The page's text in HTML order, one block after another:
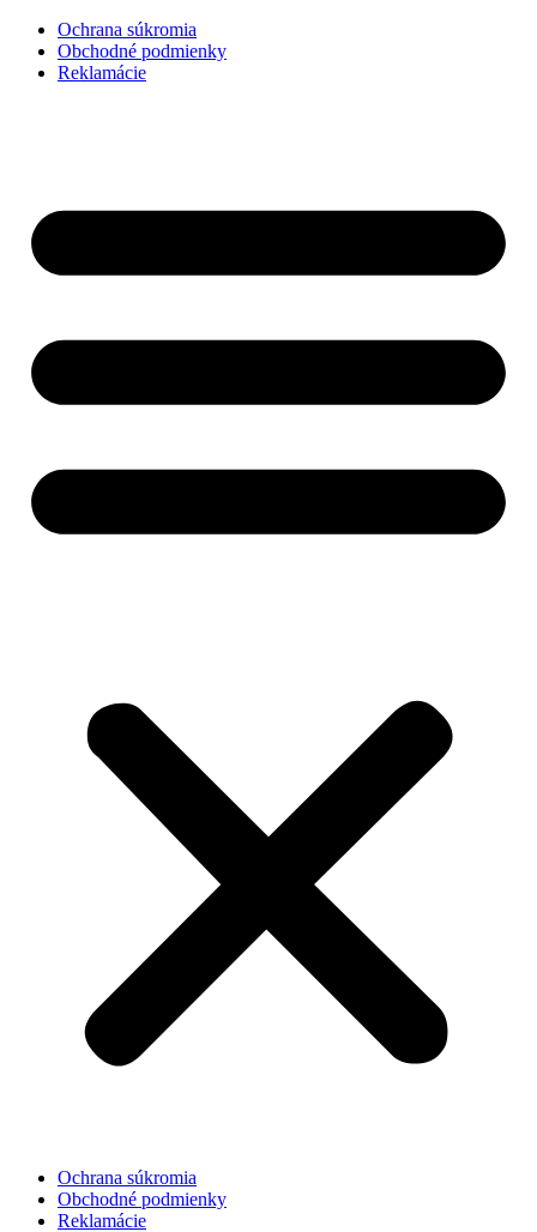
Preskočiť
obsah
Ochrana súkromia
Obchodné podmienky
Reklamácie
Ochrana súkromia
Obchodné podmienky
Reklamácie